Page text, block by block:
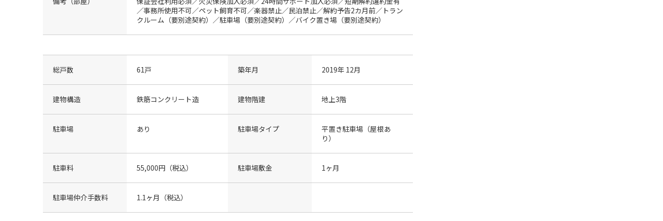
／事務所使用不可／ペット飼育不可／楽器禁止／民泊禁止／解約予告2カ月前／トラン
クルーム（要別途契約）／駐車場（要別途契約）／バイク置き場（要別途契約）
総戸数 61戸 築年月 2019年 12月
建物構造 鉄筋コンクリート造 建物階建 地上3階
駐車場 あり 駐車場タイプ
平置き駐車場（屋根あ
り）
駐車料 55,000円（税込） 駐車場敷金 1ヶ月
駐車場仲介手数料 1.1ヶ月（税込）